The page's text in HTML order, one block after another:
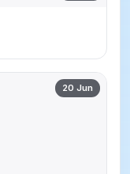
20 Jun